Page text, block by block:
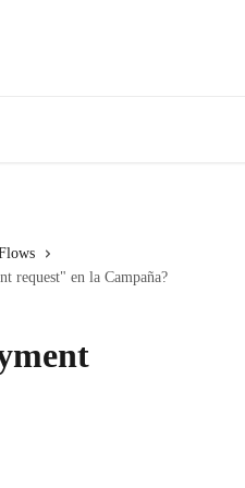
request" en la Campaña?